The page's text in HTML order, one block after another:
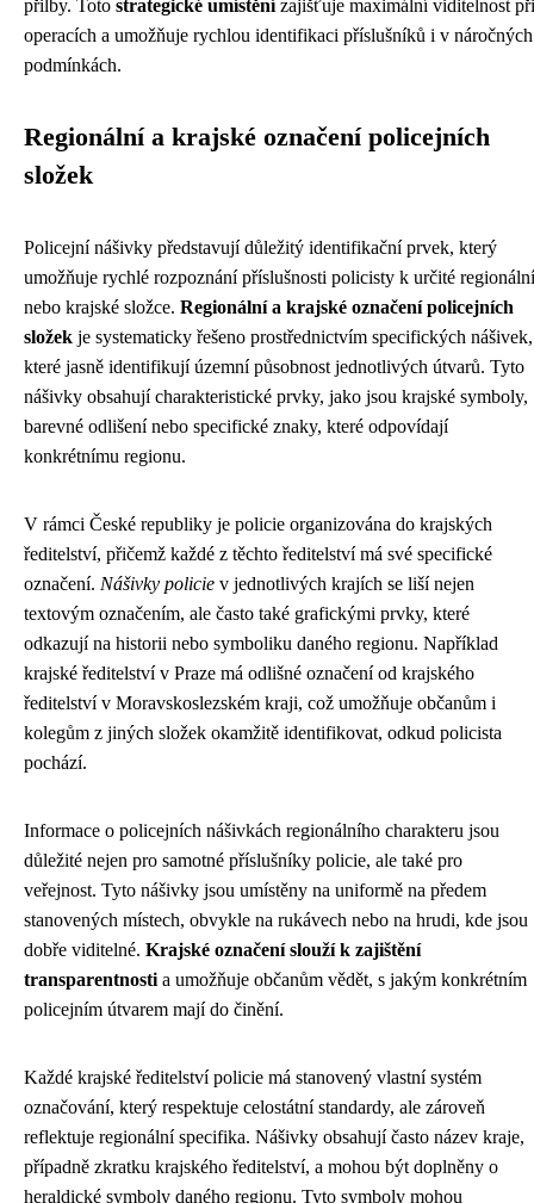
přilby. Toto strategické umístění zajišťuje maximální viditelnost při
operacích a umožňuje rychlou identifikaci příslušníků i v náročných
podmínkách.
Regionální a krajské označení policejních
složek
Policejní nášivky představují důležitý identifikační prvek, který
umožňuje rychlé rozpoznání příslušnosti policisty k určité regionální
nebo krajské složce. Regionální a krajské označení policejních
složek je systematicky řešeno prostřednictvím specifických nášivek,
které jasně identifikují územní působnost jednotlivých útvarů. Tyto
nášivky obsahují charakteristické prvky, jako jsou krajské symboly,
barevné odlišení nebo specifické znaky, které odpovídají
konkrétnímu regionu.
V rámci České republiky je policie organizována do krajských
ředitelství, přičemž každé z těchto ředitelství má své specifické
označení. Nášivky policie v jednotlivých krajích se liší nejen
textovým označením, ale často také grafickými prvky, které
odkazují na historii nebo symboliku daného regionu. Například
krajské ředitelství v Praze má odlišné označení od krajského
ředitelství v Moravskoslezském kraji, což umožňuje občanům i
kolegům z jiných složek okamžitě identifikovat, odkud policista
pochází.
Informace o policejních nášivkách regionálního charakteru jsou
důležité nejen pro samotné příslušníky policie, ale také pro
veřejnost. Tyto nášivky jsou umístěny na uniformě na předem
stanovených místech, obvykle na rukávech nebo na hrudi, kde jsou
dobře viditelné. Krajské označení slouží k zajištění
transparentnosti a umožňuje občanům vědět, s jakým konkrétním
policejním útvarem mají do činění.
Každé krajské ředitelství policie má stanovený vlastní systém
označování, který respektuje celostátní standardy, ale zároveň
reflektuje regionální specifika. Nášivky obsahují často název kraje,
případně zkratku krajského ředitelství, a mohou být doplněny o
heraldické symboly daného regionu. Tyto symboly mohou